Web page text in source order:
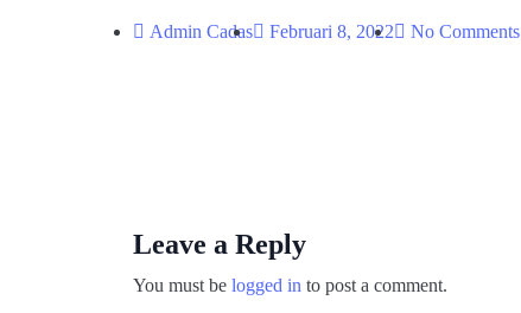
Admin Cadas Februari 8, 2022 No Comments
Leave a Reply
You must be logged in to post a comment.